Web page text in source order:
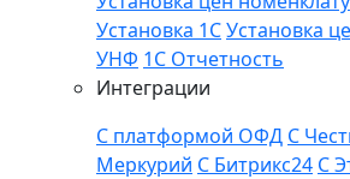
Установка 1СУстановка
УНФ 1С Отчетность
Интеграции
С платформой ОФД С
Меркурий С Битрикс24 С